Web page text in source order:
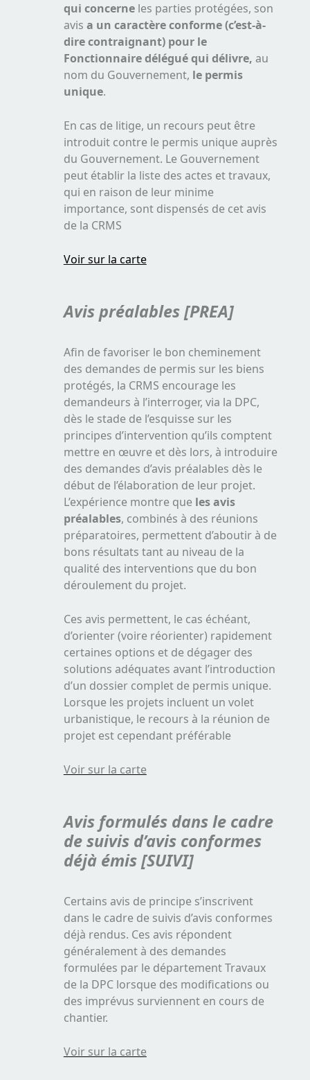
qui concerne les parties protégées, son
avis a un caractère conforme (c’est-à-
dire contraignant) pour le
Fonctionnaire délégué qui délivre, au
nom du Gouvernement, le permis
unique.
En cas de litige, un recours peut être
introduit contre le permis unique auprès
du Gouvernement. Le Gouvernement
peut établir la liste des actes et travaux,
qui en raison de leur minime
importance, sont dispensés de cet avis
de la CRMS
Voir sur la carte
Avis préalables [PREA]
Afin de favoriser le bon cheminement
des demandes de permis sur les biens
protégés, la CRMS encourage les
demandeurs à l’interroger, via la DPC,
dès le stade de l’esquisse sur les
principes d’intervention qu’ils comptent
mettre en œuvre et dès lors, à introduire
des demandes d’avis préalables dès le
début de l’élaboration de leur projet.
L’expérience montre que les avis
préalables, combinés à des réunions
préparatoires, permettent d’aboutir à de
bons résultats tant au niveau de la
qualité des interventions que du bon
déroulement du projet.
Ces avis permettent, le cas échéant,
d’orienter (voire réorienter) rapidement
certaines options et de dégager des
solutions adéquates avant l’introduction
d’un dossier complet de permis unique.
Lorsque les projets incluent un volet
urbanistique, le recours à la réunion de
projet est cependant préférable
Voir sur la carte
Avis formulés dans le cadre
de suivis d’avis conformes
déjà émis [SUIVI]
Certains avis de principe s’inscrivent
dans le cadre de suivis d’avis conformes
déjà rendus. Ces avis répondent
généralement à des demandes
formulées par le département Travaux
de la DPC lorsque des modifications ou
des imprévus surviennent en cours de
chantier.
Voir sur la carte